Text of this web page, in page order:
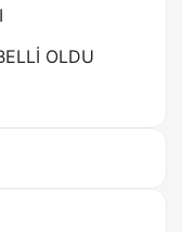
OLDU